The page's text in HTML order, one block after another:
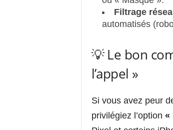
Filtrage
automatisés
💡 Le bon
l’appel »
Si vous avez peur
privilégiez l’option «